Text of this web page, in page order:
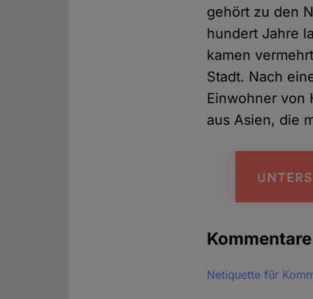
gehört zu den
hundert Jahre
kamen
Stadt. Nach
Einwohner von
aus Asien, die
Kommentare
Netiquette für